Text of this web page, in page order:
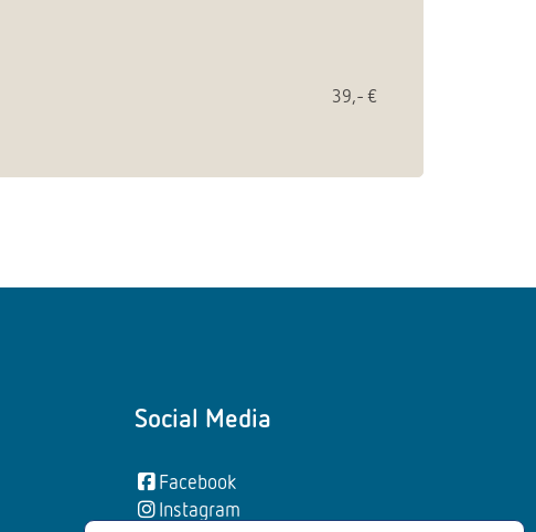
39,- €
Social Media
Facebook
Instagram